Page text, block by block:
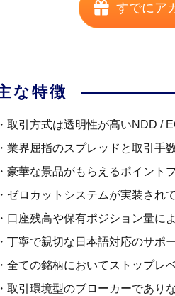
すでにア
・取引方式は透明性が高いNDD /
・業界屈指のスプレッドと取引手
・豪華な景品がもらえるポイント
・ゼロカットシステムが実装され
・口座残高や保有ポジション量に
・丁寧で親切な日本語対応のサポ
・全ての銘柄においてストップレ
・取引環境型のブローカーであり